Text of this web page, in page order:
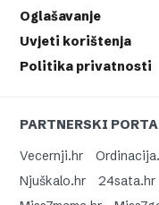
Oglašavanje
Uvjeti korištenja
Politika privatnosti
PARTNERSKI
Vecernji.hr
Njuškalo.hr
24sata.hr